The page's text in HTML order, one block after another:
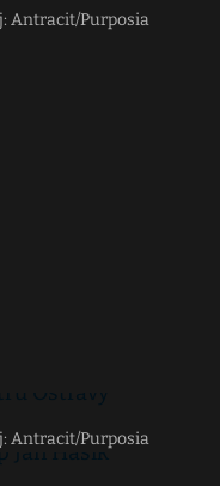
Antracit/Purposia
Antracit/Purposia